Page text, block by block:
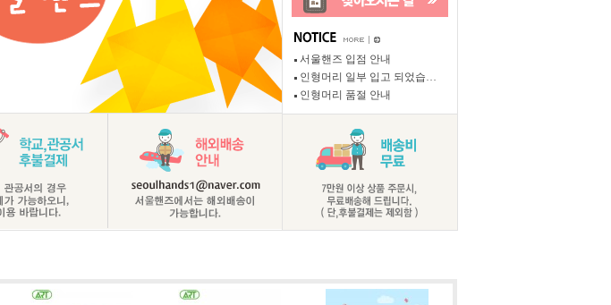
서울핸즈 입점 안내
인형머리 일부 입고 되었습…
인형머리 품절 안내